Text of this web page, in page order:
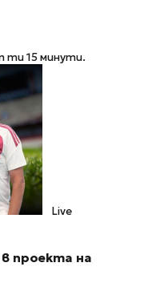
ти 15 минути.
Live
проекта на